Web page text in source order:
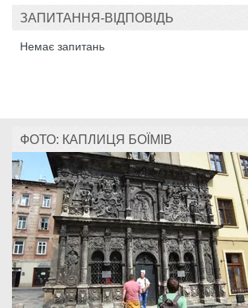
ЗАПИТАННЯ-ВІДПОВІДЬ
Немає запитань
ФОТО: КАПЛИЦЯ БОЇМІВ